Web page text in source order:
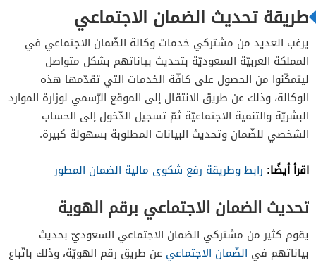
طريقة تحديث الضمان الاجتماعي
يرغب العديد من مشتركي خدمات وكالة الضّمان الاجتماعي في
المملكة العربيّة السعوديّة بتحديث بياناتهم بشكل متواصل
ليتمكّنوا من الحصول على كافّة الخدمات التي تقدّمها هذه
الوكالة، وذلك عن طريق الانتقال إلى الموقع الرّسمي لوزارة الموارد
البشريّة والتنمية الاجتماعيّة ثمّ تسجيل الدّخول إلى الحساب
الشخصي للضّمان وتحديث البيانات المطلوبة بسهولة كبيرة.
اقرأ أيضًا: رابط وطريقة رفع شكوى مالية الضمان المطور
تحديث الضمان الاجتماعي برقم الهوية
يقوم كثير من مشتركي الضمان الاجتماعي السعوديّ بحديث
بياناتهم في الضّمان الاجتماعي عن طريق رقم الهويّة، وذلك باتّباع